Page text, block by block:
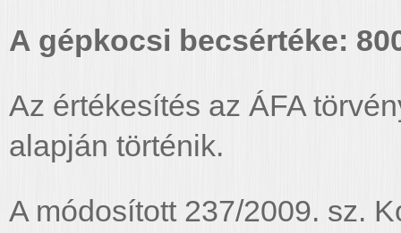
A gépkocsi becsértéke:
Az értékesítés az ÁFA
alapján történik.
A módosított 237/2009. sz.